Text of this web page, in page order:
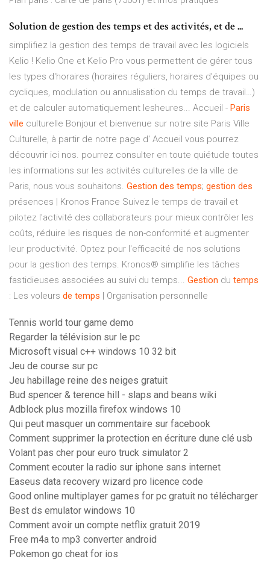
Solution de gestion des temps et des activités, et de ...
simplifiez la gestion des temps de travail avec les logiciels
Kelio ! Kelio One et Kelio Pro vous permettent de gérer tous
les types d'horaires (horaires réguliers, horaires d'équipes ou
cycliques, modulation ou annualisation du temps de travail…)
et de calculer automatiquement lesheures... Accueil - Paris
ville culturelle Bonjour et bienvenue sur notre site Paris Ville
Culturelle, à partir de notre page d' Accueil vous pourrez
découvrir ici nos. pourrez consulter en toute quiétude toutes
les informations sur les activités culturelles de la ville de
Paris, nous vous souhaitons. Gestion des temps; gestion des
présences | Kronos France Suivez le temps de travail et
pilotez l'activité des collaborateurs pour mieux contrôler les
coûts, réduire les risques de non-conformité et augmenter
leur productivité. Optez pour l'efficacité de nos solutions
pour la gestion des temps. Kronos® simplifie les tâches
fastidieuses associées au suivi du temps... Gestion du temps
: Les voleurs de temps | Organisation personnelle
Tennis world tour game demo
Regarder la télévision sur le pc
Microsoft visual c++ windows 10 32 bit
Jeu de course sur pc
Jeu habillage reine des neiges gratuit
Bud spencer & terence hill - slaps and beans wiki
Adblock plus mozilla firefox windows 10
Qui peut masquer un commentaire sur facebook
Comment supprimer la protection en écriture dune clé usb
Volant pas cher pour euro truck simulator 2
Comment ecouter la radio sur iphone sans internet
Easeus data recovery wizard pro licence code
Good online multiplayer games for pc gratuit no télécharger
Best ds emulator windows 10
Comment avoir un compte netflix gratuit 2019
Free m4a to mp3 converter android
Pokemon go cheat for ios